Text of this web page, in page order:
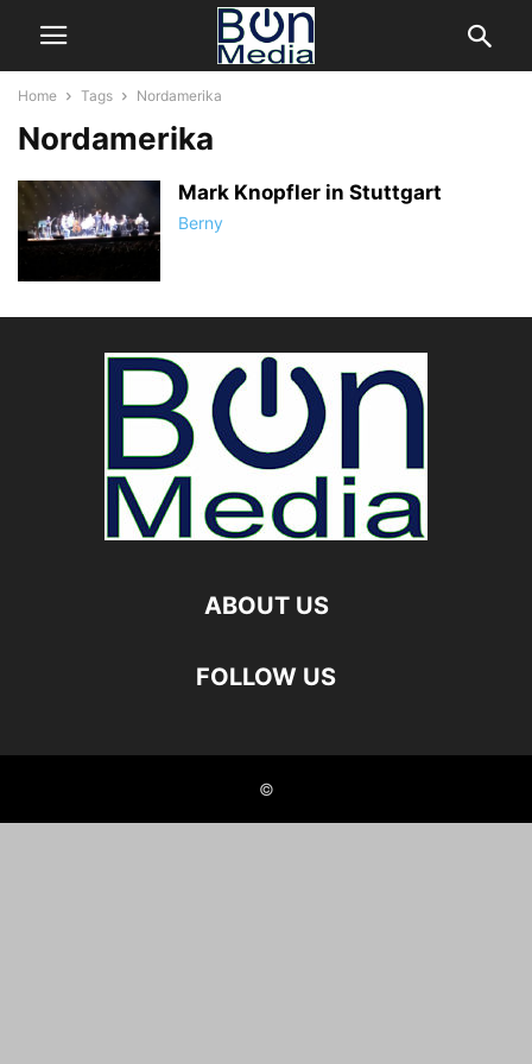
Home Tags Nordamerika
Nordamerika
Mark Knopfler in Stuttgart
Berny
ABOUT US
FOLLOW US
©